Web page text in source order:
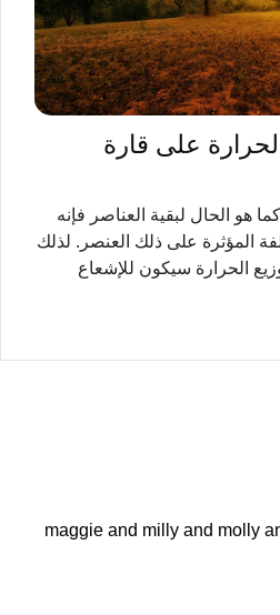
على قارة
هو الحال لبقية العناصر فإنه
المؤثرة على ذلك العنصر. لذلك
الحرارة سيكون للإشعاع